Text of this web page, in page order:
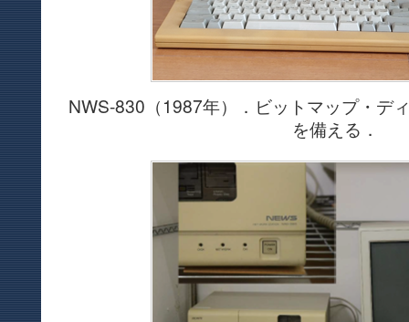
NWS-830（1987年）．ビットマップ・デ
を備える．